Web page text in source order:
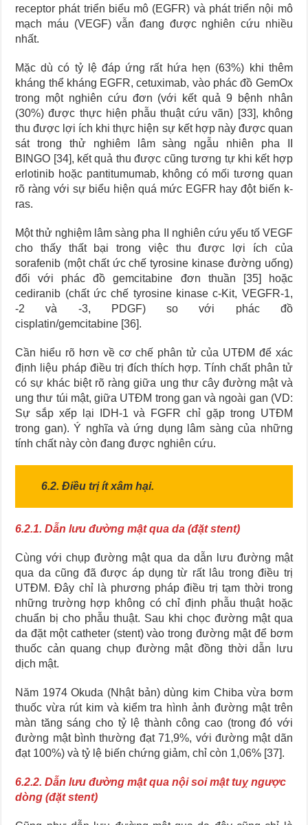
receptor phát triển biểu mô (EGFR) và phát triển nội mô
mạch máu (VEGF) vẫn đang được nghiên cứu nhiều
nhất.
Mặc dù có tỷ lệ đáp ứng rất hứa hẹn (63%) khi thêm
kháng thể kháng EGFR, cetuximab, vào phác đồ GemOx
trong một nghiên cứu đơn (với kết quả 9 bệnh nhân
(30%) được thực hiện phẫu thuật cứu vãn) [33], không
thu được lợi ích khi thực hiện sự kết hợp này được quan
sát trong thử nghiêm lâm sàng ngẫu nhiên pha II
BINGO [34], kết quả thu được cũng tương tự khi kết hợp
erlotinib hoặc pantitumumab, không có mối tương quan
rõ ràng với sự biểu hiện quá mức EGFR hay đột biến k-
ras.
Một thử nghiệm lâm sàng pha II nghiên cứu yếu tố VEGF
cho thấy thất bại trong việc thu được lợi ích của
sorafenib (một chất ức chế tyrosine kinase đường uống)
đối với phác đồ gemcitabine đơn thuần [35] hoặc
cediranib (chất ức chế tyrosine kinase c-Kit, VEGFR-1,
-2 và -3, PDGF) so với phác đồ
cisplatin/gemcitabine [36].
Cần hiểu rõ hơn về cơ chế phân tử của UTĐM để xác
định liệu pháp điều trị đích thích hợp. Tính chất phân tử
có sự khác biệt rõ ràng giữa ung thư cây đường mật và
ung thư túi mật, giữa UTĐM trong gan và ngoài gan (VD:
Sự sắp xếp lại IDH-1 và FGFR chỉ gặp trong UTĐM
trong gan). Ý nghĩa và ứng dụng lâm sàng của những
tính chất này còn đang được nghiên cứu.
6.2. Điều trị ít xâm hại.
6.2.1. Dẫn lưu đường mật qua da (đặt stent)
Cùng với chụp đường mật qua da dẫn lưu đường mật
qua da cũng đã được áp dụng từ rất lâu trong điều trị
UTĐM. Đây chỉ là phương pháp điều trị tạm thời trong
những trường hợp không có chỉ định phẫu thuật hoặc
chuẩn bị cho phẫu thuật. Sau khi chọc đường mật qua
da đặt một catheter (stent) vào trong đường mật để bơm
thuốc cản quang chụp đường mật đồng thời dẫn lưu
dịch mật.
Năm 1974 Okuda (Nhật bản) dùng kim Chiba vừa bơm
thuốc vừa rút kim và kiểm tra hình ảnh đường mật trên
màn tăng sáng cho tỷ lệ thành công cao (trong đó với
đường mật bình thường đạt 71,9%, với đường mật dãn
đạt 100%) và tỷ lệ biến chứng giảm, chỉ còn 1,06% [37].
6.2.2. Dẫn lưu đường mật qua nội soi mật tuỵ ngược
dòng (đặt stent)